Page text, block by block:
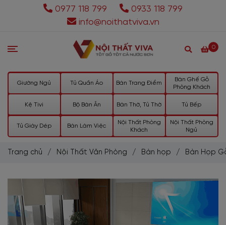
0977 118 799
0933 118 799
info@noithatviva.vn
0
Giường Ngủ Tủ Quần Áo Bàn Trang Điểm
Bàn Ghế Gỗ
Phòng Khách
Kệ Tivi Bộ Bàn Ăn Bàn Thờ, Tủ Thờ Tủ Bếp
Tủ Giày Dép Bàn Làm Việc
Nội Thất Phòng
Khách
Nội Thất Phòng
Ngủ
Trang chủ / Nội Thất Văn Phòng / Bàn họp / Bàn Họp